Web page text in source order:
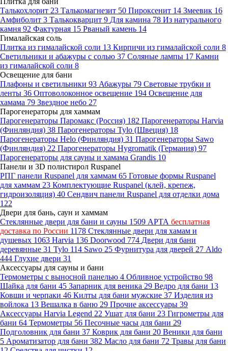
Талькохлорит 23 Талькомагнезит 50 Пироксенит 14 Змеевик 16
Амфиболит 3 Талькокварцит 9 Для камина 78 Из натурального
камня 92 Фактурная 15 Рваный камень 14
Гималайская соль
Плитка из гималайской соли 13 Кирпичи из гималайской соли 8
Светильники и абажуры с солью 37 Соляные лампы 17 Камни
из гималайской соли 8
Освещение для бани
Плафоны и светильники 93 Абажуры 79 Световые трубки и
ленты 36 Оптоволоконное освещение 194 Освещение для
хамама 79 Звездное небо 27
Парогенераторы для хаммам
Парогенераторы Паромакс (Россия) 182 Парогенераторы Harvia
(Финляндия) 38 Парогенераторы Tylo (Швеция) 18
Парогенераторы Helo (Финляндия) 31 Парогенераторы Sawo
(Финляндия) 22 Парогенераторы Hygromatik (Германия) 97
Парогенераторы для сауны и хамама Grandis 10
Панели и 3D полистирол Ruspanel
РПГ панели Ruspanel для хаммам 65 Готовые формы Ruspanel
для хаммам 23 Комплектующие Ruspanel (клей, крепеж,
гидроизоляция) 40 Сендвич панели Ruspanel для отделки дома
122
Двери для бань, саун и хаммам
Стеклянные двери для бани и сауны 1509 АРТА бесплатная
доставка по России 1178 Стеклянные двери для хамам и
душевых 1063 Harvia 136 Doorwood 774 Двери для бани
деревянные 31 Tylo 114 Sawo 25 Фурнитура для дверей 27 Aldo
444 Глухие двери 31
Аксессуары для сауны и бани
Термометры с выносной панелью 4 Обливное устройство 98
Шайка для бани 45 Запарник для веника 29 Ведро для бани 13
Ковши и черпаки 46 Килты для бани мужские 37 Изделия из
войлока 13 Вешалка в баню 29 Прочие аксессуары 39
Аксессуары Harvia Legend 22 Ушат для бани 23 Гигрометры для
бани 64 Термометры 56 Песочные часы для бани 29
Подголовник для бани 37 Коврик для бани 20 Веники для бани
5 Ароматизатор для бани 382 Масло для бани 72 Травы для бани